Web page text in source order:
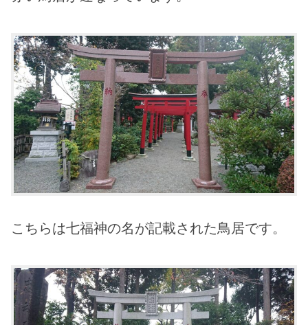
こちらは七福神の名が記載された鳥居です。